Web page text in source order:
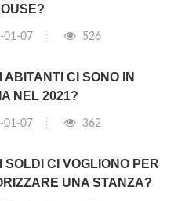
01-07 526
ABITANTI CI SONO IN
NEL 2021?
01-07 362
SOLDI CI VOGLIONO PER
UNA STANZA?